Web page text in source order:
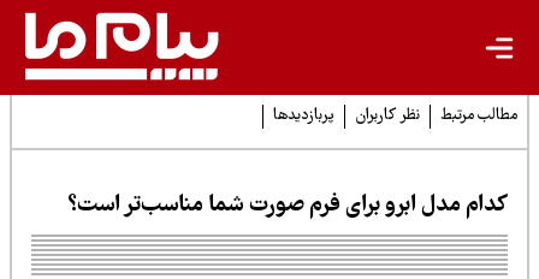
مرتبط نظر کاربران پربازدیدها
مدل ابرو برای فرم صورت شما مناسب‌تر است؟